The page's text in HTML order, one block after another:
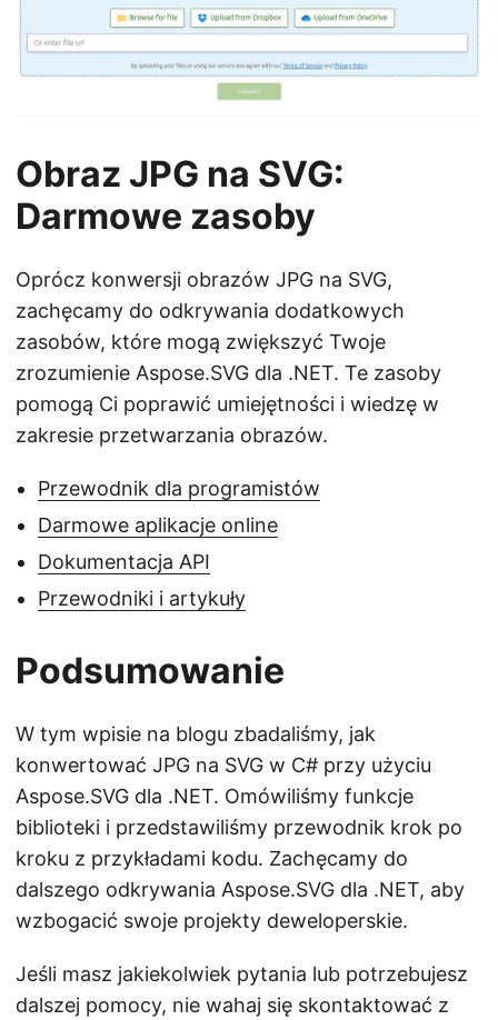
Obraz JPG na SVG:
Darmowe zasoby
Oprócz konwersji obrazów JPG na SVG,
zachęcamy do odkrywania dodatkowych
zasobów, które mogą zwiększyć Twoje
zrozumienie Aspose.SVG dla .NET. Te zasoby
pomogą Ci poprawić umiejętności i wiedzę w
zakresie przetwarzania obrazów.
Przewodnik dla programistów
Darmowe aplikacje online
Dokumentacja API
Przewodniki i artykuły
Podsumowanie
W tym wpisie na blogu zbadaliśmy, jak
konwertować JPG na SVG w C# przy użyciu
Aspose.SVG dla .NET. Omówiliśmy funkcje
biblioteki i przedstawiliśmy przewodnik krok po
kroku z przykładami kodu. Zachęcamy do
dalszego odkrywania Aspose.SVG dla .NET, aby
wzbogacić swoje projekty deweloperskie.
Jeśli masz jakiekolwiek pytania lub potrzebujesz
dalszej pomocy, nie wahaj się skontaktować z